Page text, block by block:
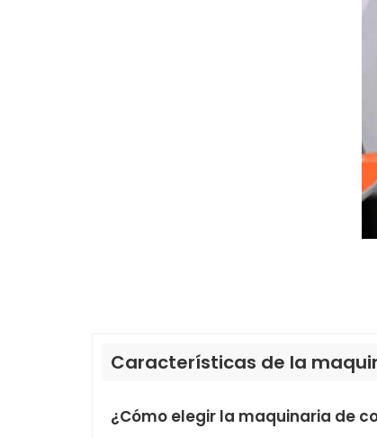
Características de la
¿Cómo elegir la maquinaria de